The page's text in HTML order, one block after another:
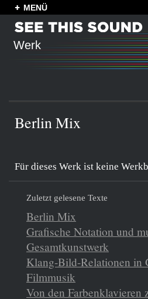
MENÜ
Werk
Berlin Mix
Für dieses Werk ist keine
Zuletzt gelesene Texte
Berlin Mix
Grafische Notation und
Gesamtkunstwerk
Klang-Bild-Relationen in
Filmmusik
Von den